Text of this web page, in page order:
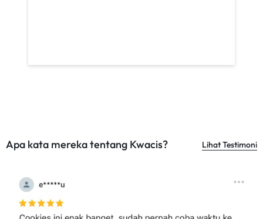
Apa kata mereka tentang Kwacis? Lihat Testimoni